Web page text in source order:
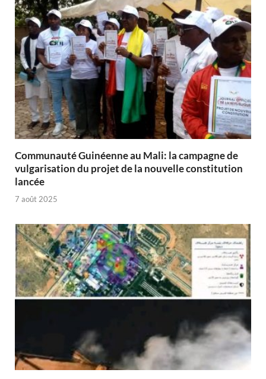
Communauté Guinéenne au Mali: la campagne de
vulgarisation du projet de la nouvelle constitution
lancée
7 août 2025